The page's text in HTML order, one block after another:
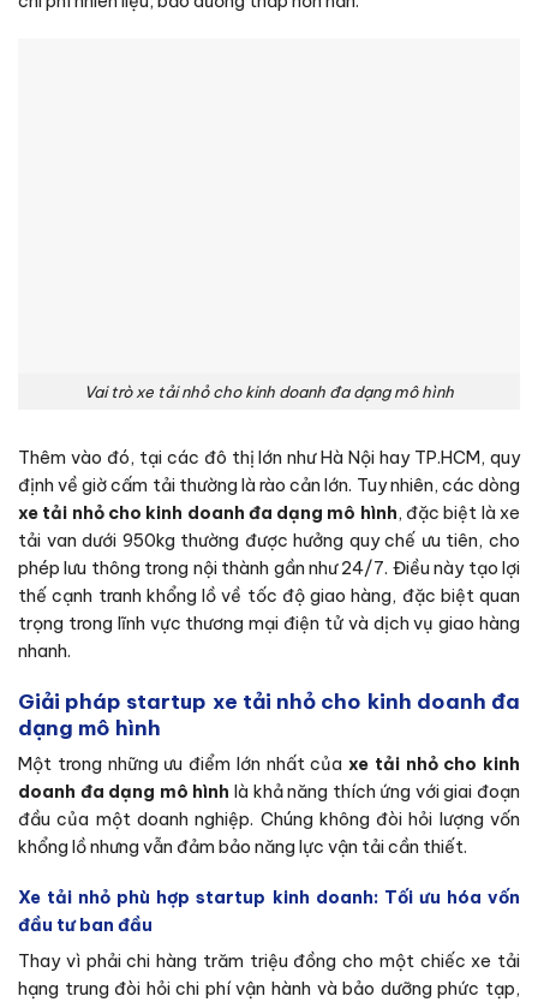
Vai trò xe tải nhỏ cho kinh doanh đa dạng mô hình
Thêm vào đó, tại các đô thị lớn như Hà Nội hay TP.HCM, quy
định về giờ cấm tải thường là rào cản lớn. Tuy nhiên, các dòng
xe tải nhỏ cho kinh doanh đa dạng mô hình, đặc biệt là xe
tải van dưới 950kg thường được hưởng quy chế ưu tiên, cho
phép lưu thông trong nội thành gần như 24/7. Điều này tạo lợi
thế cạnh tranh khổng lồ về tốc độ giao hàng, đặc biệt quan
trọng trong lĩnh vực thương mại điện tử và dịch vụ giao hàng
nhanh.
Giải pháp startup xe tải nhỏ cho kinh doanh đa
dạng mô hình
Một trong những ưu điểm lớn nhất của xe tải nhỏ cho kinh
doanh đa dạng mô hình là khả năng thích ứng với giai đoạn
đầu của một doanh nghiệp. Chúng không đòi hỏi lượng vốn
khổng lồ nhưng vẫn đảm bảo năng lực vận tải cần thiết.
Xe tải nhỏ phù hợp startup kinh doanh: Tối ưu hóa vốn
đầu tư ban đầu
Thay vì phải chi hàng trăm triệu đồng cho một chiếc xe tải
hạng trung đòi hỏi chi phí vận hành và bảo dưỡng phức tạp,